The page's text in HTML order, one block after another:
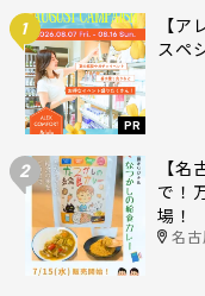
1
PR
【
スペ
2
【
で！
場！
名